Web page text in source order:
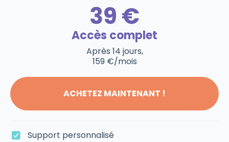
39 €
Accès complet
Après 14 jours,
159 €/mois
ACHETEZ MAINTENANT !
Support personnalisé